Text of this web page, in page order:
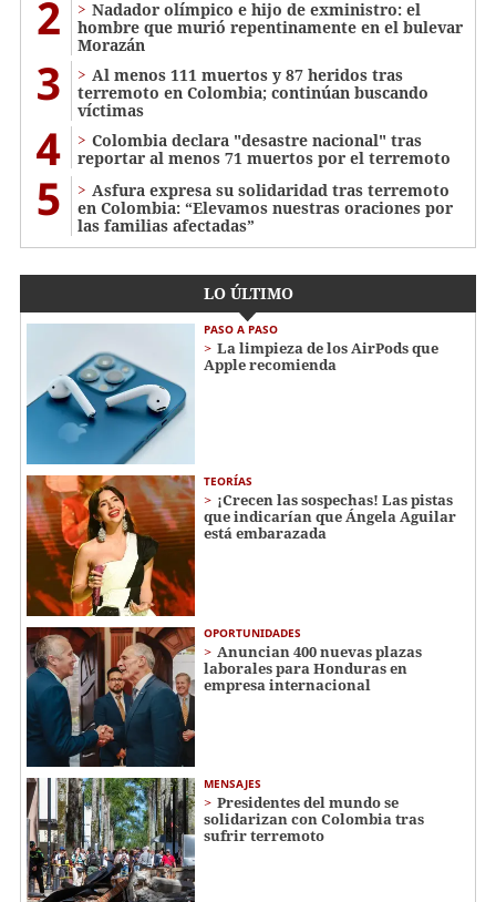
2
Nadador olímpico e hijo de exministro: el
hombre que murió repentinamente en el bulevar
Morazán
3
Al menos 111 muertos y 87 heridos tras
terremoto en Colombia; continúan buscando
víctimas
4
Colombia declara "desastre nacional" tras
reportar al menos 71 muertos por el terremoto
5
Asfura expresa su solidaridad tras terremoto
en Colombia: “Elevamos nuestras oraciones por
las familias afectadas”
LO ÚLTIMO
PASO A PASO
La limpieza de los AirPods que
Apple recomienda
TEORÍAS
¡Crecen las sospechas! Las pistas
que indicarían que Ángela Aguilar
está embarazada
OPORTUNIDADES
Anuncian 400 nuevas plazas
laborales para Honduras en
empresa internacional
MENSAJES
Presidentes del mundo se
solidarizan con Colombia tras
sufrir terremoto